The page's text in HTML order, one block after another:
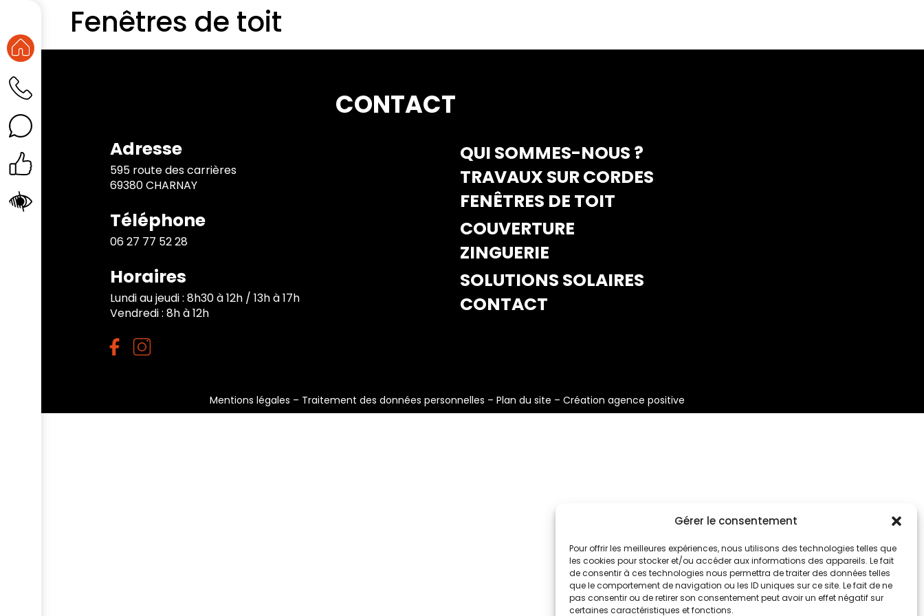
Gérer le consentement
Pour offrir les meilleures expériences, nous utilisons des technologies telles que
les cookies pour stocker et/ou accéder aux informations des appareils. Le fait
de consentir à ces technologies nous permettra de traiter des données telles
que le comportement de navigation ou les ID uniques sur ce site. Le fait de ne
pas consentir ou de retirer son consentement peut avoir un effet négatif sur
certaines caractéristiques et fonctions.
Fenêtres de toit
CONTACT
Adresse
595 route des carrières
69380 CHARNAY
Téléphone
06 27 77 52 28
Horaires
Lundi au jeudi : 8h30 à 12h / 13h à 17h
Vendredi : 8h à 12h
QUI SOMMES-NOUS ?
TRAVAUX SUR CORDES
FENÊTRES DE TOIT
COUVERTURE
ZINGUERIE
SOLUTIONS SOLAIRES
CONTACT
Mentions légales – Traitement des données personnelles – Plan du site – Création agence positive